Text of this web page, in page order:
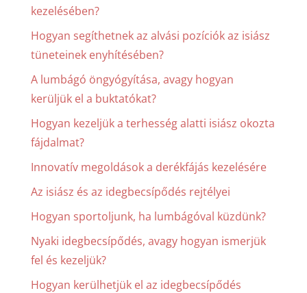
kezelésében?
Hogyan segíthetnek az alvási pozíciók az isiász
tüneteinek enyhítésében?
A lumbágó öngyógyítása, avagy hogyan
kerüljük el a buktatókat?
Hogyan kezeljük a terhesség alatti isiász okozta
fájdalmat?
Innovatív megoldások a derékfájás kezelésére
Az isiász és az idegbecsípődés rejtélyei
Hogyan sportoljunk, ha lumbágóval küzdünk?
Nyaki idegbecsípődés, avagy hogyan ismerjük
fel és kezeljük?
Hogyan kerülhetjük el az idegbecsípődés